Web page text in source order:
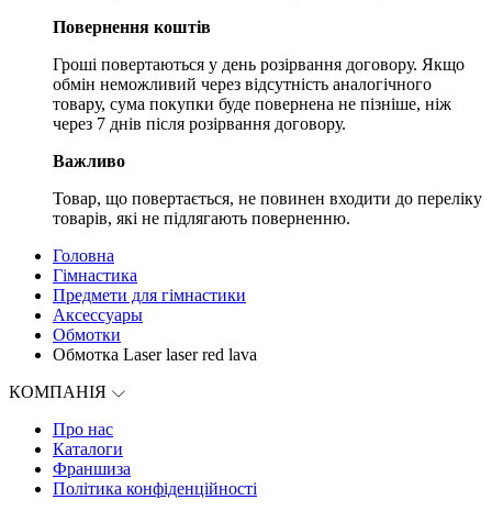
Повернення коштів
Гроші повертаються у день розірвання договору. Якщо
обмін неможливий через відсутність аналогічного
товару, сума покупки буде повернена не пізніше, ніж
через 7 днів після розірвання договору.
Важливо
Товар, що повертається, не повинен входити до переліку
товарів, які не підлягають поверненню.
Головна
Гімнастика
Предмети для гімнастики
Аксессуары
Обмотки
Обмотка Laser laser red lava
КОМПАНІЯ
Про нас
Каталоги
Франшиза
Політика конфіденційності